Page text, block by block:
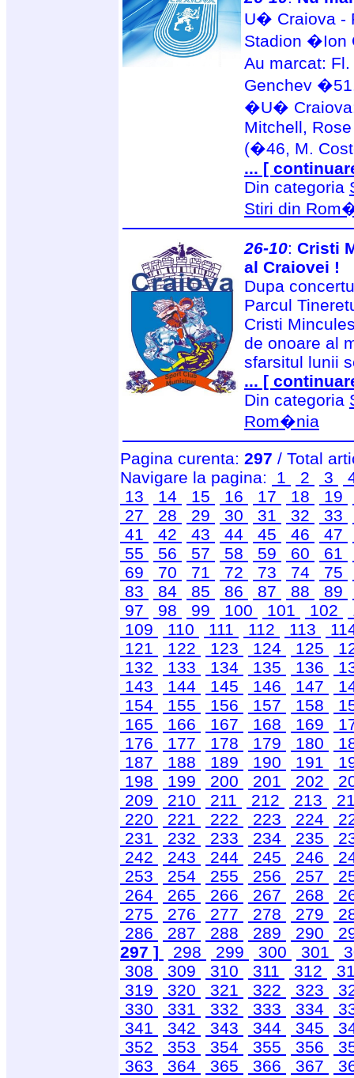
U� Craiova -
Stadion �Ion
Au marcat:
Genchev
�U�
Mitchell,
(�46, M.
... [
Din categoria
Stiri din
26-10: Cristi
al Craiovei !
Dupa
Parcul
Cristi
de onoare al
sfarsitul lunii
... [
Din categoria
Rom�nia
Pagina curenta: 297 / Total
Navigare la pagina:
1 2 3
13
14 15 16 17 18 19
27
28 29 30 31 32 33
41
42 43 44 45 46 47
55
56 57 58 59 60 61
69
70 71 72 73 74 75
83
84 85 86 87 88 89
97
98 99 100 101 102
109
110 111 112 113
121
122 123 124 125
132
133 134 135 136
143
144 145 146 147
154
155 156 157 158
165
166 167 168 169
176
177 178 179 180
187
188 189 190 191
198
199 200 201 202
209
210 211 212 213
220
221 222 223 224
231
232 233 234 235
242
243 244 245 246
253
254 255 256 257
264
265 266 267 268
275
276 277 278 279
286
287 288 289 290
297 ]
298 299 300 301
308
309 310 311 312
319
320 321 322 323
330
331 332 333 334
341
342 343 344 345
352
353 354 355 356
363
364 365 366 367